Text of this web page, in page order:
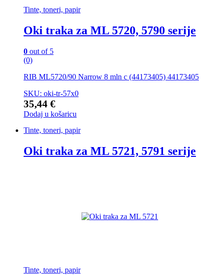
Tinte, toneri, papir
Oki traka za ML 5720, 5790 serije
0 out of 5
(0)
RIB ML5720/90 Narrow 8 mln c (44173405) 44173405
SKU: oki-tr-57x0
35,44 €
Dodaj u košaricu
Tinte, toneri, papir
Oki traka za ML 5721, 5791 serije
Tinte, toneri, papir